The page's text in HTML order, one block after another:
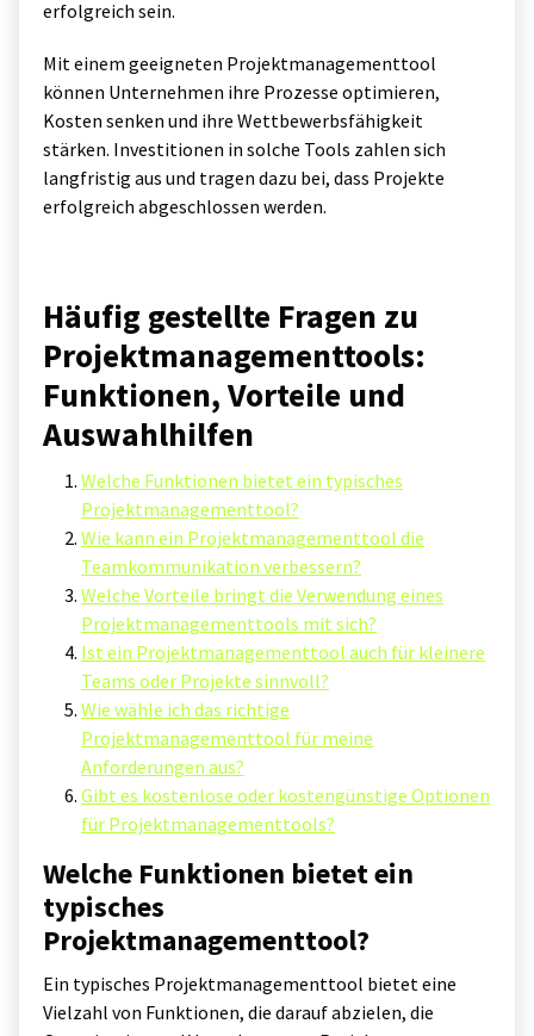
erfolgreich sein.
Mit einem geeigneten Projektmanagementtool
können Unternehmen ihre Prozesse optimieren,
Kosten senken und ihre Wettbewerbsfähigkeit
stärken. Investitionen in solche Tools zahlen sich
langfristig aus und tragen dazu bei, dass Projekte
erfolgreich abgeschlossen werden.
Häufig gestellte Fragen zu
Projektmanagementtools:
Funktionen, Vorteile und
Auswahlhilfen
Welche Funktionen bietet ein typisches
Projektmanagementtool?
Wie kann ein Projektmanagementtool die
Teamkommunikation verbessern?
Welche Vorteile bringt die Verwendung eines
Projektmanagementtools mit sich?
Ist ein Projektmanagementtool auch für kleinere
Teams oder Projekte sinnvoll?
Wie wähle ich das richtige
Projektmanagementtool für meine
Anforderungen aus?
Gibt es kostenlose oder kostengünstige Optionen
für Projektmanagementtools?
Welche Funktionen bietet ein
typisches
Projektmanagementtool?
Ein typisches Projektmanagementtool bietet eine
Vielzahl von Funktionen, die darauf abzielen, die